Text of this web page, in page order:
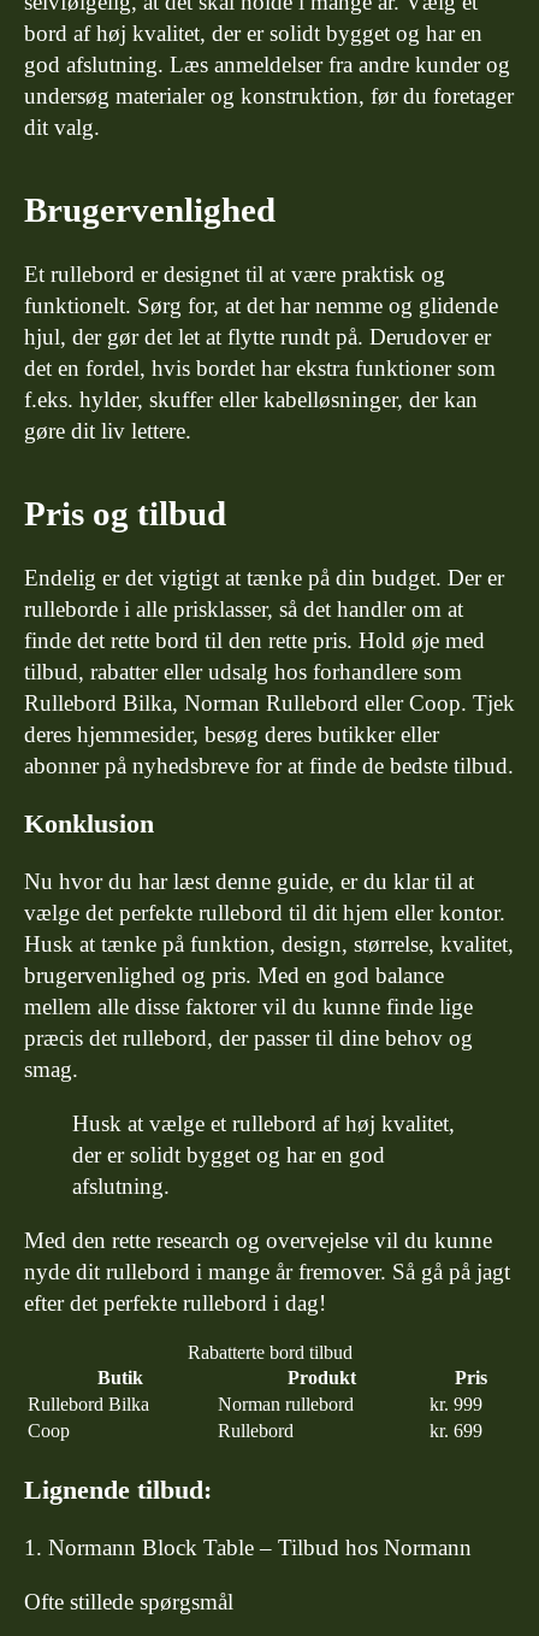
bord af høj kvalitet, der er solidt bygget og har en
god afslutning. Læs anmeldelser fra andre kunder og
undersøg materialer og konstruktion, før du foretager
dit valg.
Brugervenlighed
Et rullebord er designet til at være praktisk og
funktionelt. Sørg for, at det har nemme og glidende
hjul, der gør det let at flytte rundt på. Derudover er
det en fordel, hvis bordet har ekstra funktioner som
f.eks. hylder, skuffer eller kabelløsninger, der kan
gøre dit liv lettere.
Pris og tilbud
Endelig er det vigtigt at tænke på din budget. Der er
rulleborde i alle prisklasser, så det handler om at
finde det rette bord til den rette pris. Hold øje med
tilbud, rabatter eller udsalg hos forhandlere som
Rullebord Bilka, Norman Rullebord eller Coop. Tjek
deres hjemmesider, besøg deres butikker eller
abonner på nyhedsbreve for at finde de bedste tilbud.
Konklusion
Nu hvor du har læst denne guide, er du klar til at
vælge det perfekte rullebord til dit hjem eller kontor.
Husk at tænke på funktion, design, størrelse, kvalitet,
brugervenlighed og pris. Med en god balance
mellem alle disse faktorer vil du kunne finde lige
præcis det rullebord, der passer til dine behov og
smag.
Husk at vælge et rullebord af høj kvalitet,
der er solidt bygget og har en god
afslutning.
Med den rette research og overvejelse vil du kunne
nyde dit rullebord i mange år fremover. Så gå på jagt
efter det perfekte rullebord i dag!
Rabatterte bord tilbud
Butik
Produkt
Pris
Rullebord Bilka
Norman rullebord
kr. 999
Coop
Rullebord kr. 699
Lignende tilbud:
Normann Block Table – Tilbud hos Normann
Ofte stillede spørgsmål